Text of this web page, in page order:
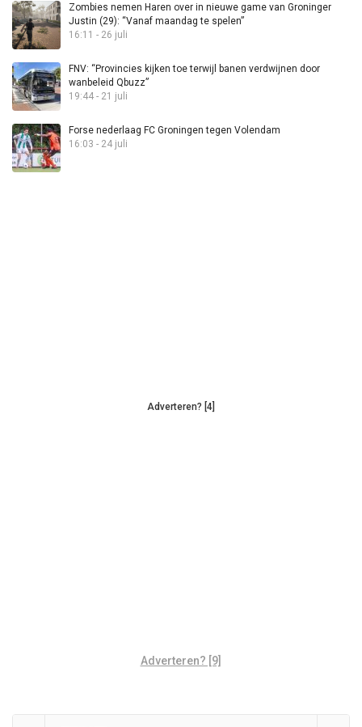
Zombies nemen Haren over in nieuwe game van Groninger
Justin (29): “Vanaf maandag te spelen”
16:11 - 26 juli
FNV: “Provincies kijken toe terwijl banen verdwijnen door
wanbeleid Qbuzz”
19:44 - 21 juli
Forse nederlaag FC Groningen tegen Volendam
16:03 - 24 juli
Adverteren? [4]
Adverteren? [9]